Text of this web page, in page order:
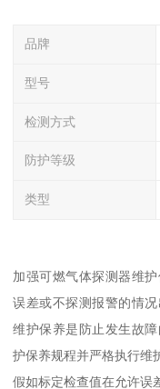
品牌
型号
检测方式
防护等级
类型
加强可燃气体探测器维
误差或不探测报警的情
维护保养是防止发生故
护保养规程并严格执行维
假如标定检查值在允许误